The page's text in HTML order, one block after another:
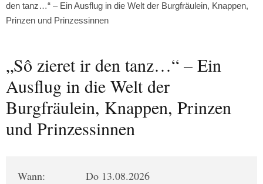
den tanz…“ – Ein Ausflug in die Welt der Burgfräulein, Knappen,
Prinzen und Prinzessinnen
„Sô zieret ir den tanz…“ – Ein
Ausflug in die Welt der
Burgfräulein, Knappen, Prinzen
und Prinzessinnen
Wann:
Do 13.08.2026